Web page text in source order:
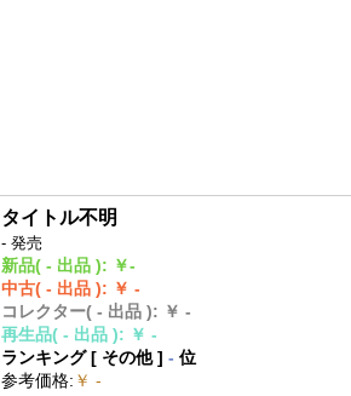
タイトル不明
- 発売
新品( - 出品 ): ￥-
中古( - 出品 ): ￥ -
コレクター( - 出品 ): ￥ -
再生品( - 出品 ): ￥ -
ランキング [ その他]- 位
参考価格: ￥ -